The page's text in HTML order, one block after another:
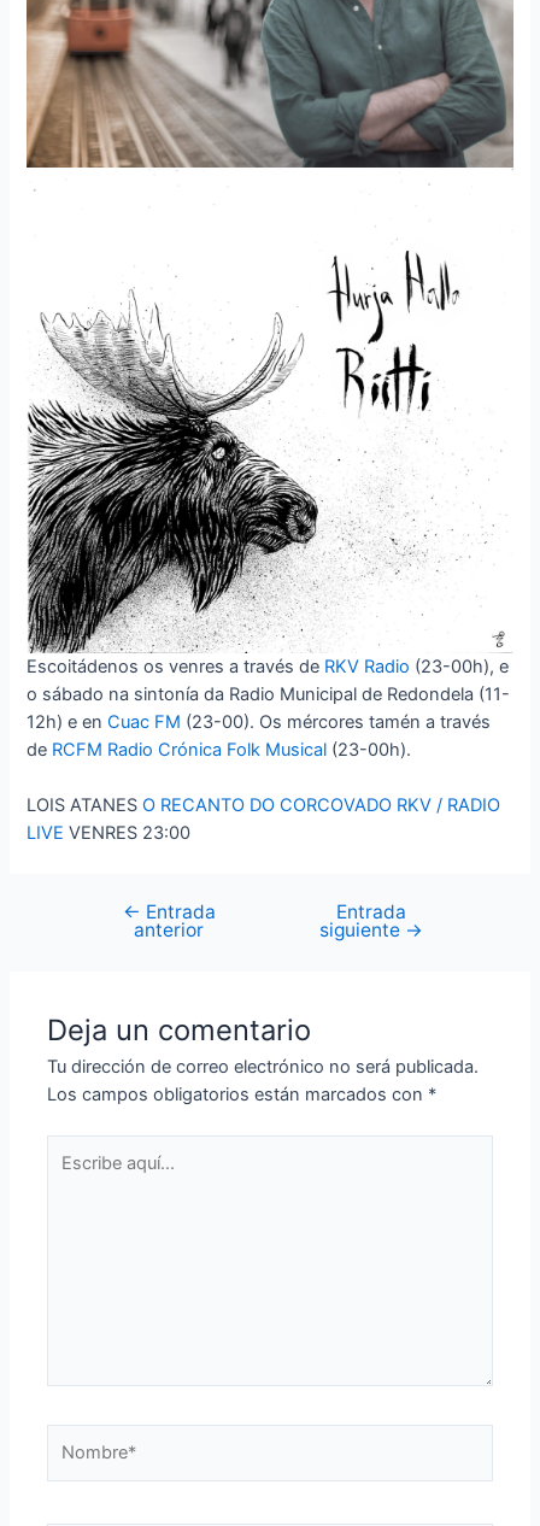
Escoitádenos os venres a través de RKV Radio (23-00h), e
o sábado na sintonía da Radio Municipal de Redondela (11-
12h) e enCuac FM (23-00). Os mércores tamén a través
de RCFM Radio Crónica Folk Musical (23-00h).
LOIS ATANES O RECANTO DO CORCOVADO RKV / RADIO
LIVEVENRES 23:00
Navegación
← Entrada
anterior
Entrada
siguiente →
Deja un comentario
Tu dirección de correo electrónico no será publicada.
Los campos obligatorios están marcados con *
aquí...